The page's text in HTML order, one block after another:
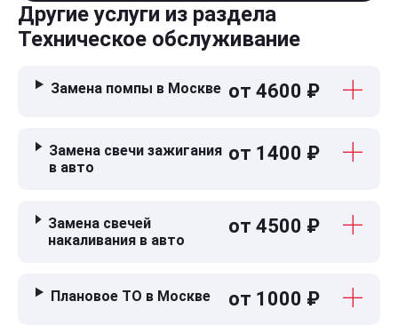
Другие услуги из раздела
Техническое обслуживание
Замена помпы в Москве от 4600 ₽
Замена свечи зажигания
в авто
от 1400 ₽
Замена свечей
накаливания в авто
от 4500 ₽
Плановое ТО в Москве от 1000 ₽